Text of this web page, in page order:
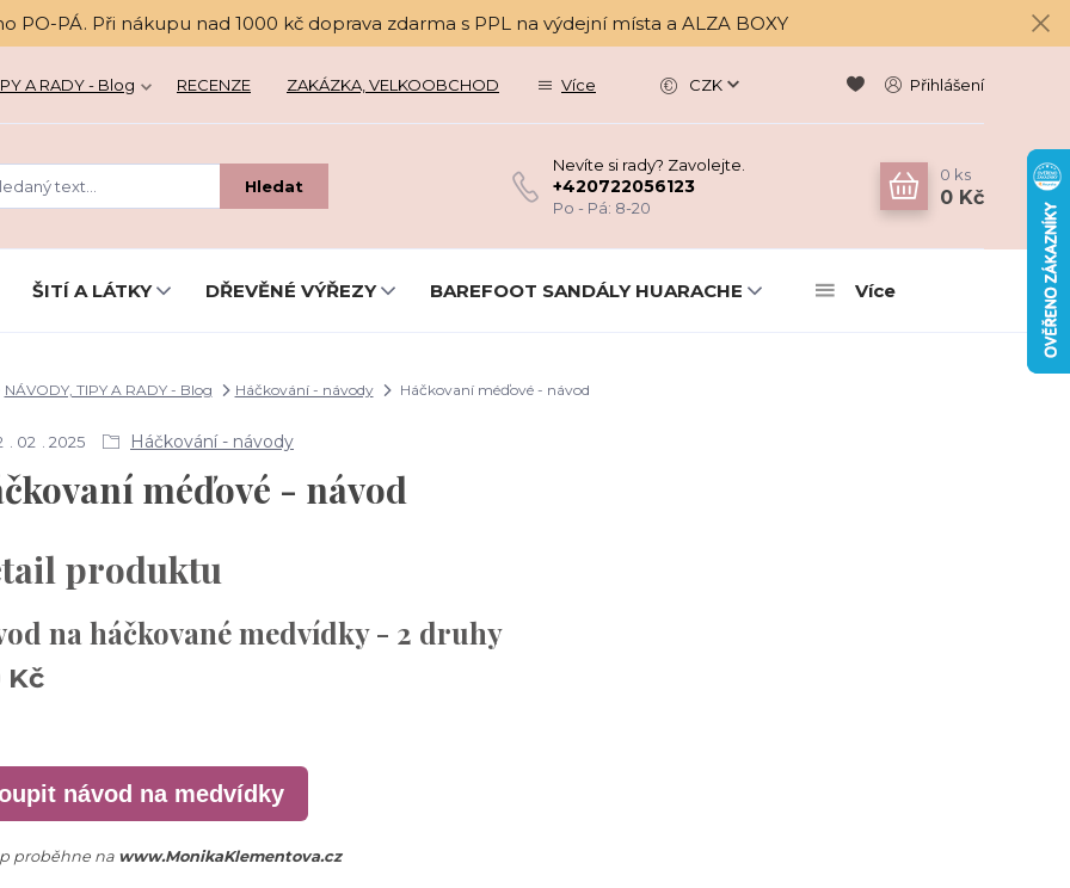
PO-PÁ. Při nákupu nad 1000 kč doprava zdarma s PPL na výdejní místa a ALZA BOXY
A RADY - Blog RECENZE ZAKÁZKA, VELKOOBCHOD Více CZK Přihlášení
Hledat
Nevíte si rady? Zavolejte.
+420722056123
Po - Pá: 8-20
0 ks
0 Kč
ŠITÍ A LÁTKY DŘEVĚNÉ VÝŘEZY BAREFOOT SANDÁLY HUARACHE Více
NÁVODY, TIPY A RADY - Blog Háčkování - návody Háčkovaní méďové - návod
02 2025 Háčkování - návody
méďové - návod
produktu
na háčkované medvídky - 2 druhy
Kč
návod na medvídky
proběhne na www.MonikaKlementova.cz